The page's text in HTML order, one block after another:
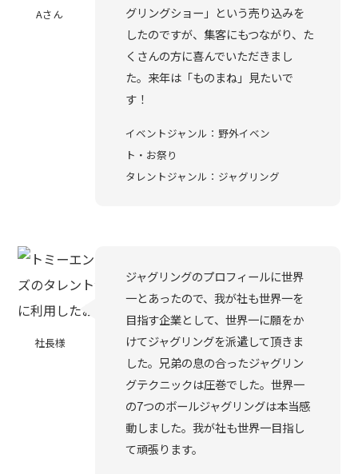
Aさん
グリングショー」という売り込みを
したのですが、集客にもつながり、た
くさんの方に喜んでいただきまし
た。来年は「ものまね」見たいで
す！
イベントジャンル：野外イベン
ト・お祭り
タレントジャンル：ジャグリング
社長様
ジャグリングのプロフィールに世界
一とあったので、我が社も世界一を
目指す企業として、世界一に願をか
けてジャグリングを派遣して頂きま
した。兄弟の息の合ったジャグリン
グテクニックは圧巻でした。世界一
の7つのボールジャグリングは本当感
動しました。我が社も世界一目指し
て頑張ります。